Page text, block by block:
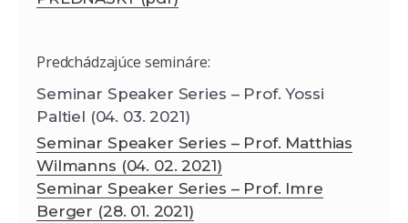
Predchádzajúce semináre:
Seminar Speaker Series – Prof. Yossi
Paltiel (04. 03. 2021)
Seminar Speaker Series – Prof. Matthias
Wilmanns (04. 02. 2021)
Seminar Speaker Series – Prof. Imre
Berger (28. 01. 2021)